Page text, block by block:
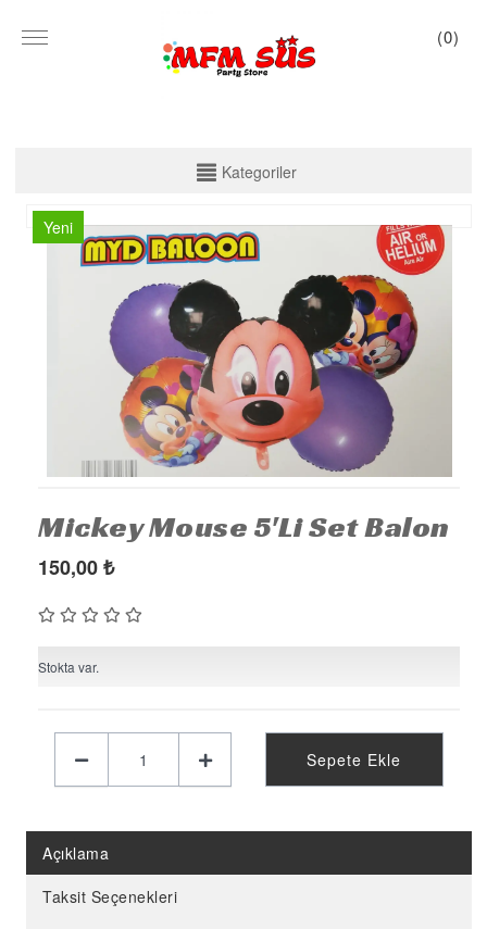
(0)
PARTİ SET KUTU
TABAK VE BARDAK
MASA ÖRTÜSÜ
ZARF BANNER
ZARF VARAKLI BANNER
KALİGRAFİ BANNER
MISIR KUTU
KÜRDAN
PASTA SÜSLERİ
PERDE - ARKA FON SÜS
AYICIK - RETRO PARTİ MALZEMELERİ
YARIM YAŞ PARTİ MALZEMELERİ
PAPATYA PARTİ MALZEMELERİ
Kategoriler
Yeni
Mickey Mouse 5'Li Set Balon
150,00₺
Stokta var.
Sepete Ekle
Açıklama
Taksit Seçenekleri